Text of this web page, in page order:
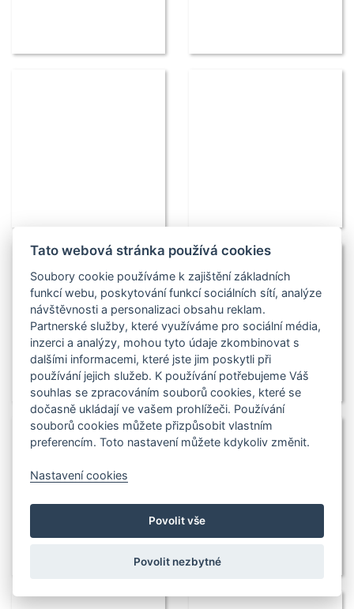
Tato webová stránka používá cookies
Soubory cookie používáme k zajištění základních
funkcí webu, poskytování funkcí sociálních sítí, analýze
návštěvnosti a personalizaci obsahu reklam.
Partnerské služby, které využíváme pro sociální média,
inzerci a analýzy, mohou tyto údaje zkombinovat s
dalšími informacemi, které jste jim poskytli při
používání jejich služeb. K používání potřebujeme Váš
souhlas se zpracováním souborů cookies, které se
dočasně ukládají ve vašem prohlížeči. Používání
souborů cookies můžete přizpůsobit vlastním
preferencím. Toto nastavení můžete kdykoliv změnit.
Nastavení cookies
Povolit vše
Povolit nezbytné